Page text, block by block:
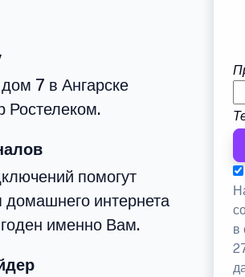
7 в Ангарске
Ростелеком.
помогут
интернета
именно Вам.
в